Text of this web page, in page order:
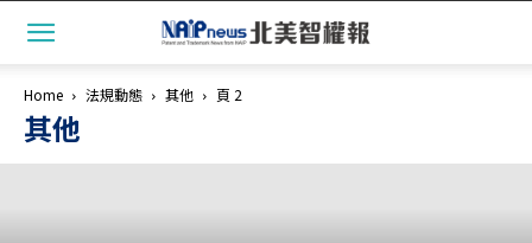
Home 法規動態 其他 頁 2
其他